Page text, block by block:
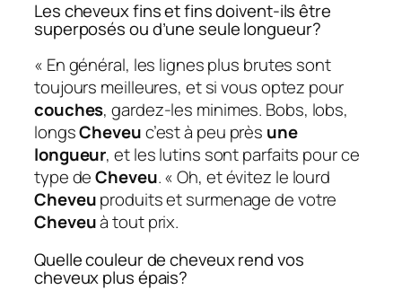
Les cheveux fins et fins doivent-ils être
superposés ou d’une seule longueur?
« En général, les lignes plus brutes sont
toujours meilleures, et si vous optez pour
couches, gardez-les minimes. Bobs, lobs,
longsCheveuc’est à peu près une
longueur, et les lutins sont parfaits pour ce
type deCheveu. « Oh, et évitez le lourd
Cheveuproduits et surmenage de votre
Cheveuà tout prix.
Quelle couleur de cheveux rend vos
cheveux plus épais?